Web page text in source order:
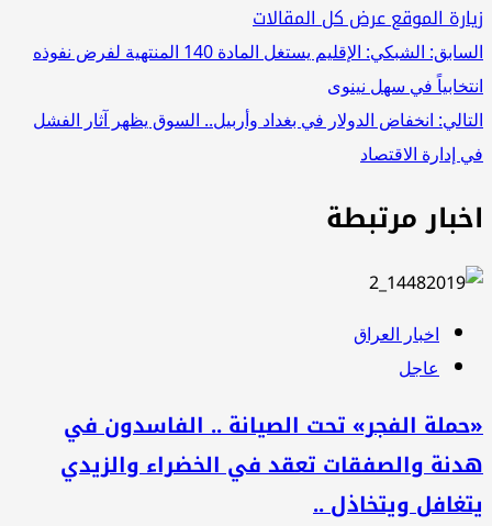
زيارة الموقععرض كل المقالات
تصفّح
المقالات
السابق:
الشبكي: الإقليم يستغل المادة 140 المنتهية لفرض نفوذه
انتخابياً في سهل نينوى
التالي: انخفاض الدولار في بغداد وأربيل.. السوق يظهر آثار الفشل
في إدارة الاقتصاد
اخبار مرتبطة
اخبار العراق
عاجل
«حملة الفجر» تحت الصيانة .. الفاسدون في
هدنة والصفقات تعقد في الخضراء والزيدي
يتغافل ويتخاذل ..